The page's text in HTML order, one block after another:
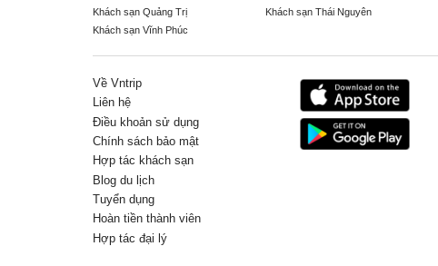
Khách sạn Quảng Trị
Khách sạn Thái Nguyên
Khách sạn Vĩnh Phúc
Về Vntrip
Liên hệ
Điều khoản sử dụng
Chính sách bảo mật
Hợp tác khách sạn
Blog du lịch
Tuyển dụng
Hoàn tiền thành viên
Hợp tác đại lý